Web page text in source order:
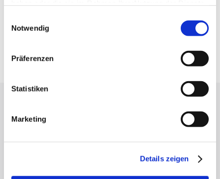
Impressum
Notwendig
Präferenzen
Statistiken
Marketing
Details zeigen
Mit unserem Newsletter bleiben Sie zu Events,